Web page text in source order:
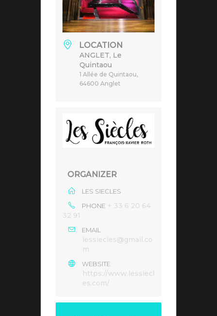
LOCATION
ANGLET, Le
Quintaou
1 Allée de Quintaou,
64600 Anglet
ORGANIZER
LES SIECLES
PHONE + 33 6 20 64
32 91
EMAIL
lessiecles@gmail.co
m
WEBSITE
https://www.lessiecl
es.com/